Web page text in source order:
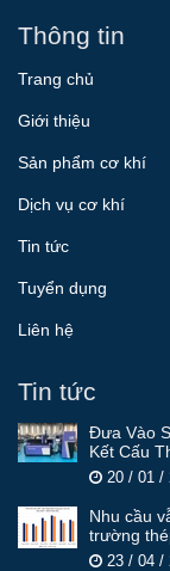
Thông tin
Trang chủ
Giới thiệu
Sản phẩm cơ khí
Dịch vụ cơ khí
Tin tức
Tuyển dụng
Liên hệ
Tin tức
Đưa Vào
Kết Cấu
20 / 01 /
Nhu cầu
trường
23 / 04 /